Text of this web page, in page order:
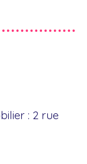
: 2 rue